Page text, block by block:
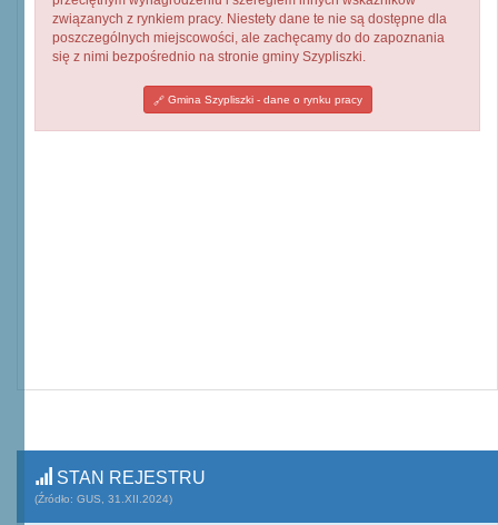
związanych z rynkiem pracy. Niestety dane te nie są dostępne dla
poszczególnych miejscowości, ale zachęcamy do do zapoznania
się z nimi bezpośrednio na stronie gminy Szypliszki.
Gmina Szypliszki - dane o rynku pracy
STAN REJESTRU
(Źródło: GUS, 31.XII.2024)